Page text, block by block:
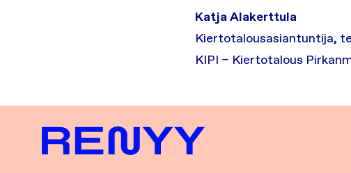
Katja Alakerttula
Kiertotalousasiantuntija,
KIPI – Kiertotalous